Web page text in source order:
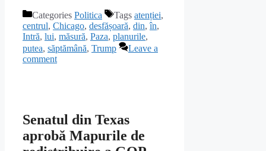
Categories Politica Tags atenției,
centrul, Chicago, desfășoară, din,în,
Intră, lui, măsură, Paza, planurile,
putea, săptămână, Trump
Leave a
comment
Senatul din Texas
aprobă Mapurile de